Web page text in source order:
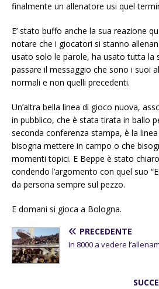
finalmente un allenatore usi quel
E’ stato buffo anche la sua reazione
notare che i giocatori si stanno
usato solo le parole, ha usato tutta la
passare il messaggio che sono i suoi
normali e non quelli precedenti.
Un’altra bella linea di gioco nuova,
in pubblico, che è stata tirata in ballo
seconda conferenza stampa, è la
bisogna mettere in campo o che
momenti topici. E Beppe è stato
condendo l’argomento con quel suo
da persona sempre sul pezzo.
E domani si gioca a Bologna.
PRECEDENTE
In 8000 a vedere